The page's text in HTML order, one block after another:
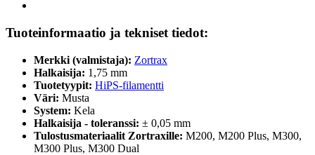
Tuoteinformaatio ja tekniset tiedot:
Merkki (valmistaja): Zortrax
Halkaisija: 1,75 mm
Tuotetyypit: HiPS-filamentti
Väri: Musta
System: Kela
Halkaisija - toleranssi: ± 0,05 mm
Tulostusmateriaalit Zortraxille: M200, M200 Plus, M300,
M300 Plus, M300 Dual